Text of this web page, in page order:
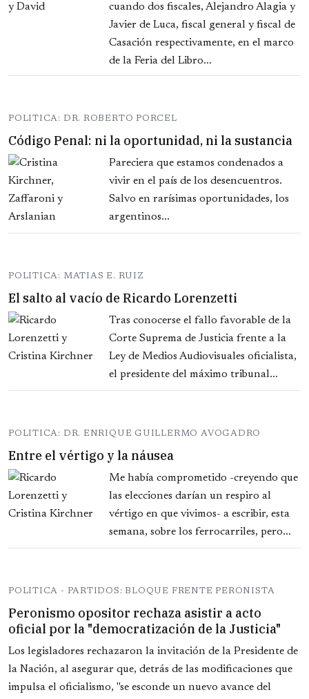
cuando dos fiscales, Alejandro Alagia y
Javier de Luca, fiscal general y fiscal de
Casación respectivamente, en el marco
de la Feria del Libro...
POLITICA: DR. ROBERTO PORCEL
Código Penal: ni la oportunidad, ni la sustancia
Pareciera que estamos condenados a
vivir en el país de los desencuentros.
Salvo en rarísimas oportunidades, los
argentinos...
POLITICA: MATIAS E. RUIZ
El salto al vacío de Ricardo Lorenzetti
Tras conocerse el fallo favorable de la
Corte Suprema de Justicia frente a la
Ley de Medios Audiovisuales oficialista,
el presidente del máximo tribunal...
POLITICA: DR. ENRIQUE GUILLERMO AVOGADRO
Entre el vértigo y la náusea
Me había comprometido -creyendo que
las elecciones darían un respiro al
vértigo en que vivimos- a escribir, esta
semana, sobre los ferrocarriles, pero...
POLITICA - PARTIDOS: BLOQUE FRENTE PERONISTA
Peronismo opositor rechaza asistir a acto
oficial por la "democratización de la Justicia"
Los legisladores rechazaron la invitación de la Presidente de
la Nación, al asegurar que, detrás de las modificaciones que
impulsa el oficialismo, "se esconde un nuevo avance del